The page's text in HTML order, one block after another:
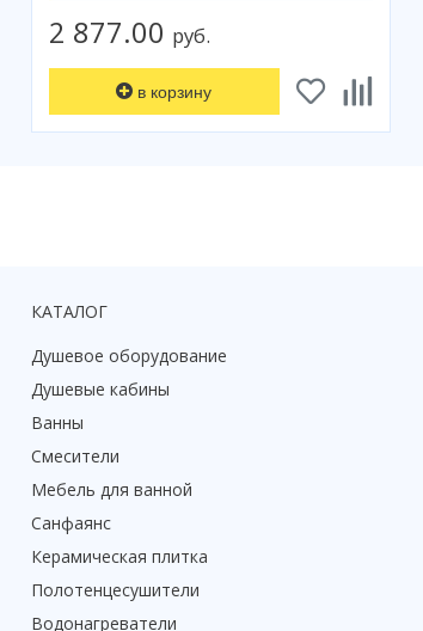
2 877.00 руб.
в корзину
КАТАЛОГ
Душевое оборудование
Душевые кабины
Ванны
Смесители
Мебель для ванной
Санфаянс
Керамическая плитка
Полотенцесушители
Водонагреватели